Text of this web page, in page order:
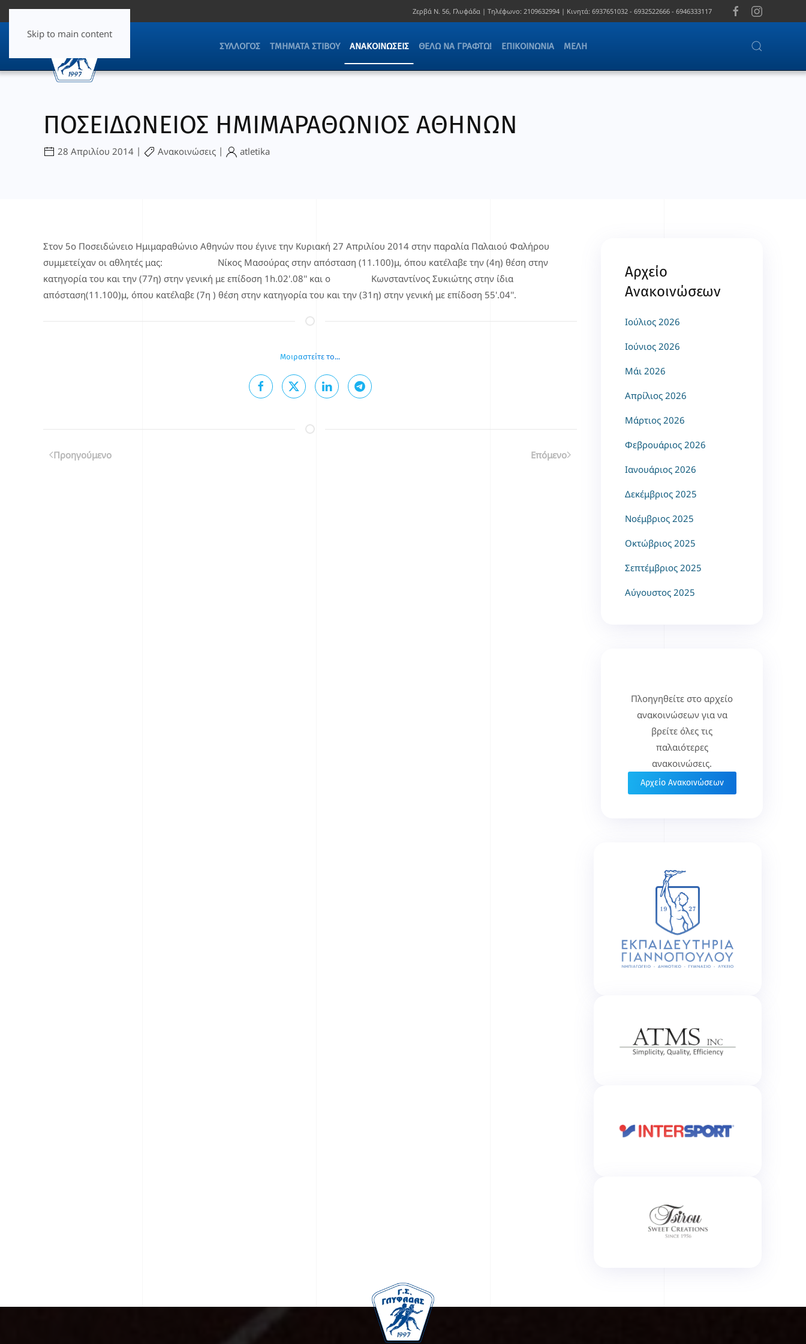
Skip to main content
Ζερβά Ν. 56, Γλυφάδα | Τηλέφωνο: 2109632994 | Κινητά: 6937651032 - 6932522666 - 6946333117
ΣΎΛΛΟΓΟΣ ΤΜΉΜΑΤΑ ΣΤΊΒΟΥ ΑΝΑΚΟΙΝΏΣΕΙΣ ΘΈΛΩ ΝΑ ΓΡΑΦΤΏ! ΕΠΙΚΟΙΝΩΝΊΑ ΜΈΛΗ
ΠΟΣΕΙΔΩΝΕΙΟΣ ΗΜΙΜΑΡΑΘΩΝΙΟΣ ΑΘΗΝΩΝ
28 Απριλίου 2014 | Ανακοινώσεις | atletika
Στον 5ο Ποσειδώνειο Ημιμαραθώνιο Αθηνών που έγινε την Κυριακή 27 Απριλίου 2014 στην παραλία Παλαιού Φαλήρου
συμμετείχαν οι αθλητές μας: Νίκος Μασούρας στην απόσταση (11.100)μ, όπου κατέλαβε την (4η) θέση στην
κατηγορία του και την (77η) στην γενική με επίδοση 1h.02'.08'' και ο Κωνσταντίνος Συκιώτης στην ίδια
απόσταση(11.100)μ, όπου κατέλαβε (7η ) θέση στην κατηγορία του και την (31η) στην γενική με επίδοση 55'.04''.
Μοιραστείτε το...
Προηγούμενο Επόμενο
Αρχείο
Ανακοινώσεων
Ιούλιος 2026
Ιούνιος 2026
Μάι 2026
Απρίλιος 2026
Μάρτιος 2026
Φεβρουάριος 2026
Ιανουάριος 2026
Δεκέμβριος 2025
Νοέμβριος 2025
Οκτώβριος 2025
Σεπτέμβριος 2025
Αύγουστος 2025
Πλοηγηθείτε στο αρχείο
ανακοινώσεων για να
βρείτε όλες τις
παλαιότερες
ανακοινώσεις.
Αρχείο Ανακοινώσεων